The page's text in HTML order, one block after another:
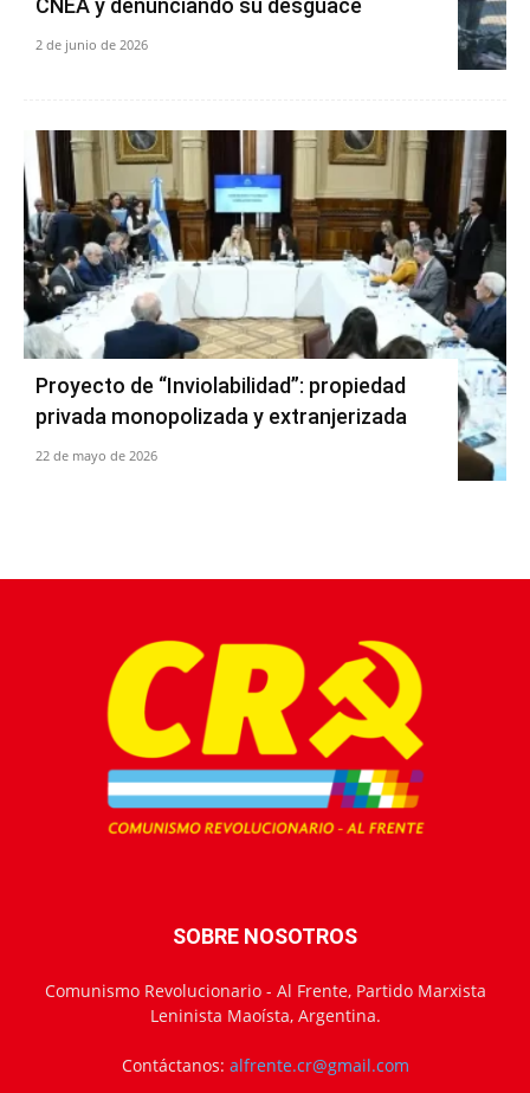
CNEA y denunciando su desguace
2 de junio de 2026
Proyecto de “Inviolabilidad”: propiedad
privada monopolizada y extranjerizada
22 de mayo de 2026
SOBRE NOSOTROS
Comunismo Revolucionario - Al Frente, Partido Marxista
Leninista Maoísta, Argentina.
Contáctanos: alfrente.cr@gmail.com